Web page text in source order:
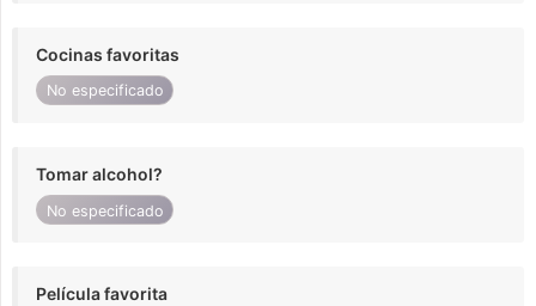
Cocinas favoritas
No especificado
Tomar alcohol?
No especificado
Película favorita